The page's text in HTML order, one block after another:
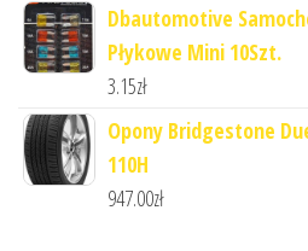
Dbautomotive
Płykowe Mini 10Szt.
3.15zł
Opony Bridgestone
110H
947.00zł